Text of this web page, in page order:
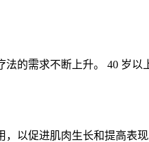
的需求不断上升。 40 岁
以促进肌肉生长和提高表